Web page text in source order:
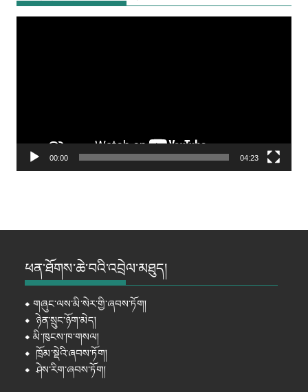
00:00 04:23
ཕན་ཐོགས་ཆེ་བའི་འབྲེལ་མཐུད།
⦁གཞུང་ལས་མི་སེར་གྱི་ཞབས་ཏོག།
⦁ ཉེན་སྲུང་ཉོག་མེད།
⦁ མི་ཁུངས་ཁ་གསལ།
⦁ ཁྲོམ་སྡེའི་ཞབས་ཏོག།
⦁ཤེས་རིག་ཞབས་ཏོག།